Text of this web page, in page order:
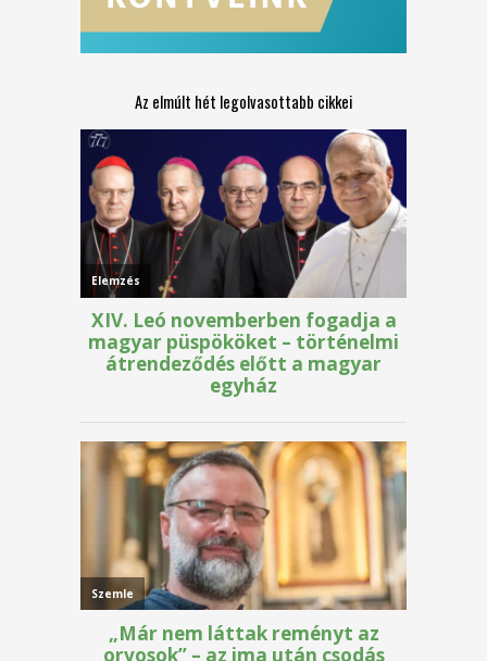
Az elmúlt hét legolvasottabb cikkei